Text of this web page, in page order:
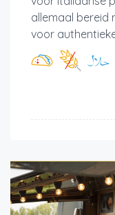
allemaal bereid
voor